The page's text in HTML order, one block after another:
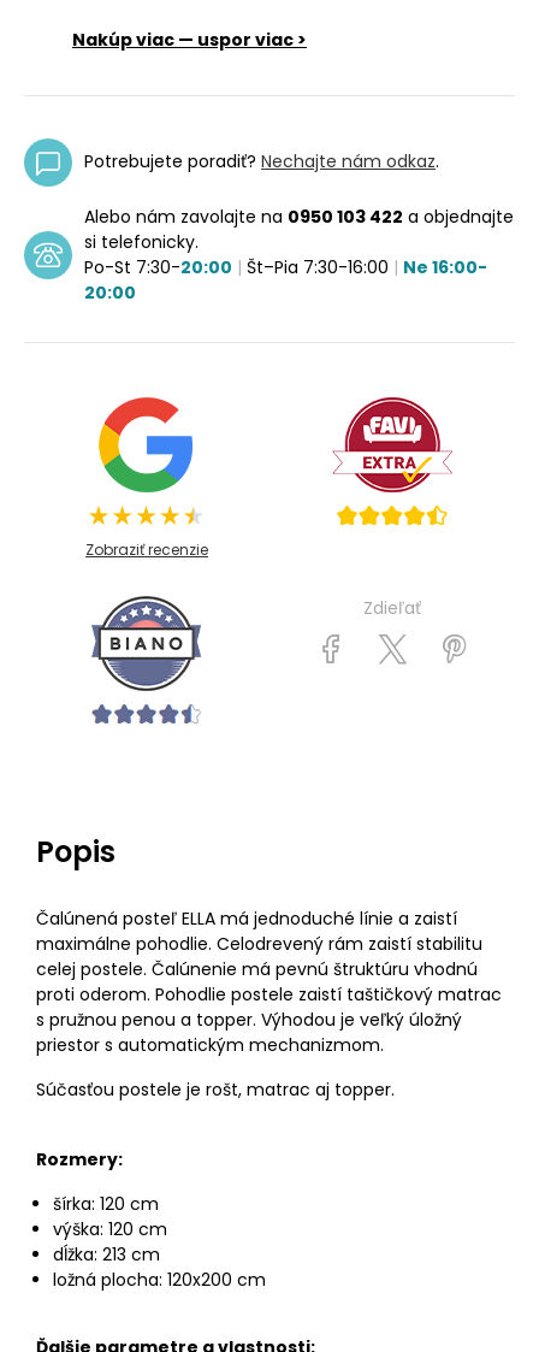
Nakúp viac — uspor viac >
Potrebujete poradiť? Nechajte nám odkaz.
Alebo nám zavolajte na 0950 103 422 a objednajte
si telefonicky.
Po-St 7:30-20:00 | Št–Pia 7:30-16:00 | Ne 16:00-
20:00
Zobraziť recenzie
Zdieľať
Popis
Čalúnená posteľ ELLA má jednoduché línie a zaistí
maximálne pohodlie. Celodrevený rám zaistí stabilitu
celej postele. Čalúnenie má pevnú štruktúru vhodnú
proti oderom. Pohodlie postele zaistí taštičkový matrac
s pružnou penou a topper. Výhodou je veľký úložný
priestor s automatickým mechanizmom.
Súčasťou postele je rošt, matrac aj topper.
Rozmery:
šírka: 120 cm
výška: 120 cm
dĺžka: 213 cm
ložná plocha: 120x200 cm
Ďalšie parametre a vlastnosti: